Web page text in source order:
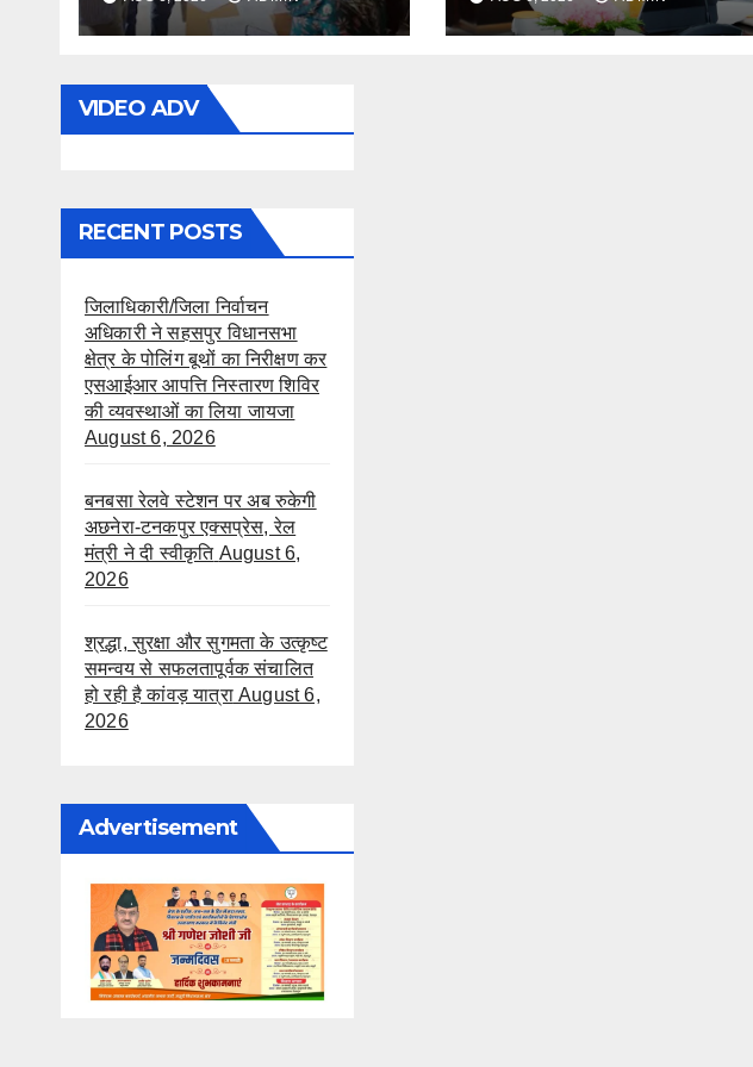
का निरीक्षण कर एसआईआर
आपत्ति निस्तारण शिविर की
स्वीकृति
VIDEO ADV
RECENT POSTS
जिलाधिकारी/जिला निर्वाचन
अधिकारी ने सहसपुर विधानसभा
क्षेत्र के पोलिंग बूथों का निरीक्षण कर
एसआईआर आपत्ति निस्तारण शिविर
की व्यवस्थाओं का लिया जायजा
August 6, 2026
बनबसा रेलवे स्टेशन पर अब रुकेगी
अछनेरा-टनकपुर एक्सप्रेस, रेल
मंत्री ने दी स्वीकृति August 6,
2026
श्रद्धा, सुरक्षा और सुगमता के उत्कृष्ट
समन्वय से सफलतापूर्वक संचालित
हो रही है कांवड़ यात्रा August 6,
2026
Advertisement